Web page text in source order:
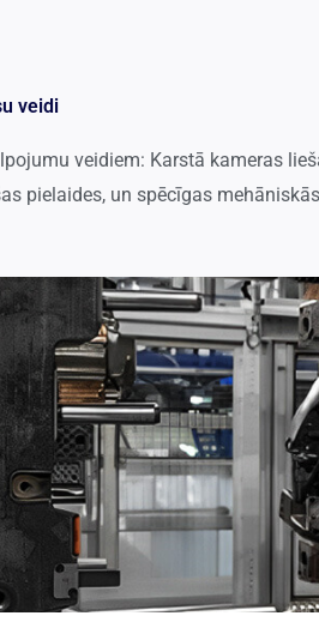
veidi
veidiem: Karstā kameras
pielaides, un spēcīgas